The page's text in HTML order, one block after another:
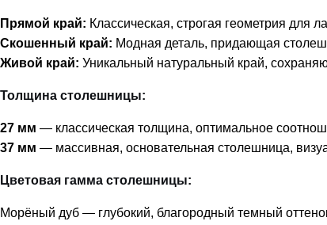
Прямой край: Классическая, строгая геометрия для
Скошенный край: Модная деталь, придающая
Живой край: Уникальный натуральный край,
Толщина столешницы:
27 мм — классическая толщина, оптимальное
37 мм — массивная, основательная столешница,
Цветовая гамма столешницы:
Морёный дуб — глубокий, благородный темный